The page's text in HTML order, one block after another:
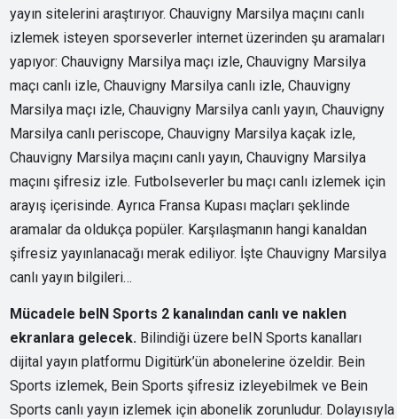
yayın sitelerini araştırıyor. Chauvigny Marsilya maçını canlı
izlemek isteyen sporseverler internet üzerinden şu aramaları
yapıyor: Chauvigny Marsilya maçı izle, Chauvigny Marsilya
maçı canlı izle, Chauvigny Marsilya canlı izle, Chauvigny
Marsilya maçı izle, Chauvigny Marsilya canlı yayın, Chauvigny
Marsilya canlı periscope, Chauvigny Marsilya kaçak izle,
Chauvigny Marsilya maçını canlı yayın, Chauvigny Marsilya
maçını şifresiz izle. Futbolseverler bu maçı canlı izlemek için
arayış içerisinde. Ayrıca Fransa Kupası maçları şeklinde
aramalar da oldukça popüler. Karşılaşmanın hangi kanaldan
şifresiz yayınlanacağı merak ediliyor. İşte Chauvigny Marsilya
canlı yayın bilgileri…
Mücadele beIN Sports 2 kanalından canlı ve naklen
ekranlara gelecek. Bilindiği üzere beIN Sports kanalları
dijital yayın platformu Digitürk’ün abonelerine özeldir. Bein
Sports izlemek, Bein Sports şifresiz izleyebilmek ve Bein
Sports canlı yayın izlemek için abonelik zorunludur. Dolayısıyla